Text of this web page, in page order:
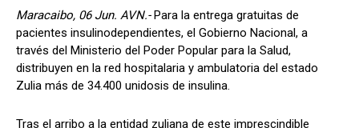
Maracaibo, 06 Jun. AVN.-Para la entrega gratuitas de
pacientes insulinodependientes, el Gobierno Nacional, a
través del Ministerio del Poder Popular para la Salud,
distribuyen en la red hospitalaria y ambulatoria del estado
Zulia más de 34.400 unidosis de insulina.
Tras el arribo a la entidad zuliana de este imprescindible